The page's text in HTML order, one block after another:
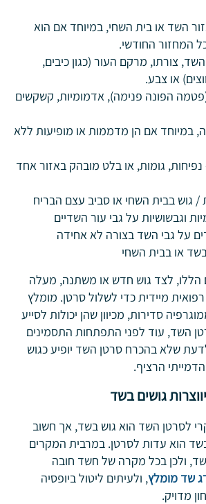
השד או בית השחי, במיוחד אם הוא
המחזור החודשי.
השד, צורתו, מרקם העור (כגון כיבים,
או צבע.
הפונה פנימה), אדמומיות, קשקשים
במיוחד אם הן מדממות או מופיעות ללא
נפיחות, גומות, או בלט מובהק באזור אחד
/ גוש בבית השחי או סביב עצם הבריח
וגבשושיות על גבי עור השדיים
על גבי השד בצורה לא אחידה
או בבית השחי
הללו, לצד גוש חדש או משתנה, מעלה
מיידית כדי לשלול סרטן. מומלץ
סדירות, מכיוון שהן יכולות לסייע
השד, עוד לפני התפתחות התסמינים
שלא בהכרח סרטן השד יופיע כגוש
הרציף.
גושים בשד
לסרטן השד הוא גוש בשד, אך חשוב
הוא עדות לסרטן. במרבית המקרים
ולכן בכל מקרה של חשד חובה
שד מומלץ, ולעיתים ליטול ביופסיה
מדויק.